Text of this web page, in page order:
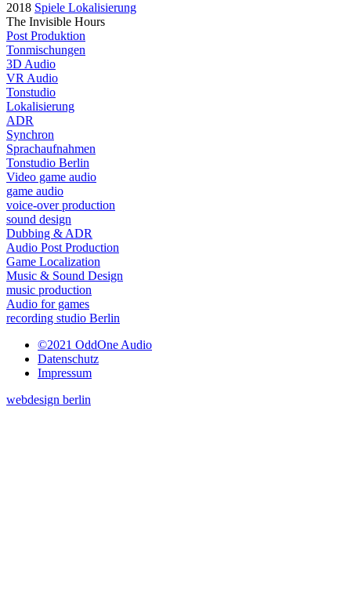
2018 Spiele Lokalisierung
The Invisible Hours
Post Produktion
Tonmischungen
3D Audio
VR Audio
Tonstudio
Lokalisierung
ADR
Synchron
Sprachaufnahmen
Tonstudio Berlin
Video game audio
game audio
voice-over production
sound design
Dubbing & ADR
Audio Post Production
Game Localization
Music & Sound Design
music production
Audio for games
recording studio Berlin
©2021 OddOne Audio
Datenschutz
Impressum
webdesign berlin